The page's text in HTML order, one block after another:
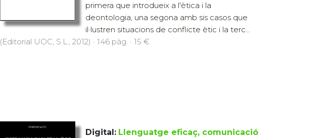
primera que introdueix a l'ètica i la
deontologia, una segona amb sis casos que
il·lustren situacions de conflicte ètic i la terc...
(Editorial UOC, S.L., 2012) · 146 pàg. · 15 €
Digital: Llenguatge eficaç, comunicació